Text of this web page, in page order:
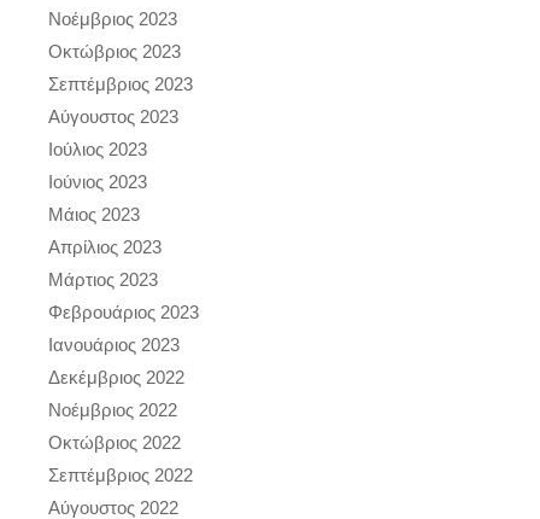
Νοέμβριος 2023
Οκτώβριος 2023
Σεπτέμβριος 2023
Αύγουστος 2023
Ιούλιος 2023
Ιούνιος 2023
Μάιος 2023
Απρίλιος 2023
Μάρτιος 2023
Φεβρουάριος 2023
Ιανουάριος 2023
Δεκέμβριος 2022
Νοέμβριος 2022
Οκτώβριος 2022
Σεπτέμβριος 2022
Αύγουστος 2022